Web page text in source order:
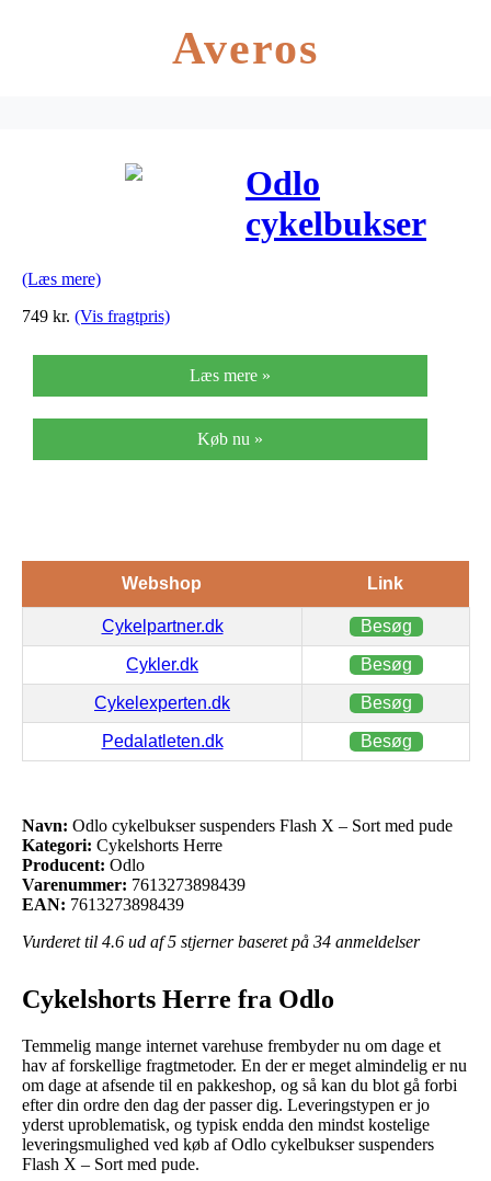
Averos
Odlo
cykelbukser
med pude
(Læs mere)
749 kr. (Vis fragtpris)
Læs mere »
Køb nu »
Webshop Link
Cykelpartner.dk Besøg
Cykler.dk Besøg
Cykelexperten.dk Besøg
Pedalatleten.dk Besøg
Navn: Odlo cykelbukser suspenders Flash X – Sort med pude
Kategori: Cykelshorts Herre
Producent: Odlo
Varenummer: 7613273898439
EAN: 7613273898439
Vurderet til 4.6 ud af 5 stjerner baseret på 34 anmeldelser
Cykelshorts Herre fra Odlo
Temmelig mange internet varehuse frembyder nu om dage et
hav af forskellige fragtmetoder. En der er meget almindelig er nu
om dage at afsende til en pakkeshop, og så kan du blot gå forbi
efter din ordre den dag der passer dig. Leveringstypen er jo
yderst uproblematisk, og typisk endda den mindst kostelige
leveringsmulighed ved køb af Odlo cykelbukser suspenders
Flash X – Sort med pude.